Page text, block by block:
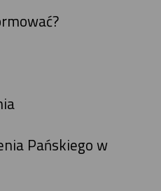
Pańskiego w